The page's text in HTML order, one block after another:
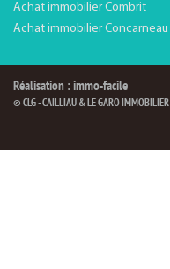
Achat immobilier Combrit
Achat immobilier Concarneau
Réalisation : immo-facile
© CLG - CAILLIAU & LE GARO IMMOBILIER